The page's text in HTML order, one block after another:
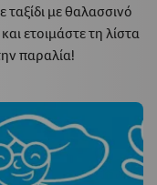
με θαλασσινό
ετοιμάστε τη λίστα
παραλία!